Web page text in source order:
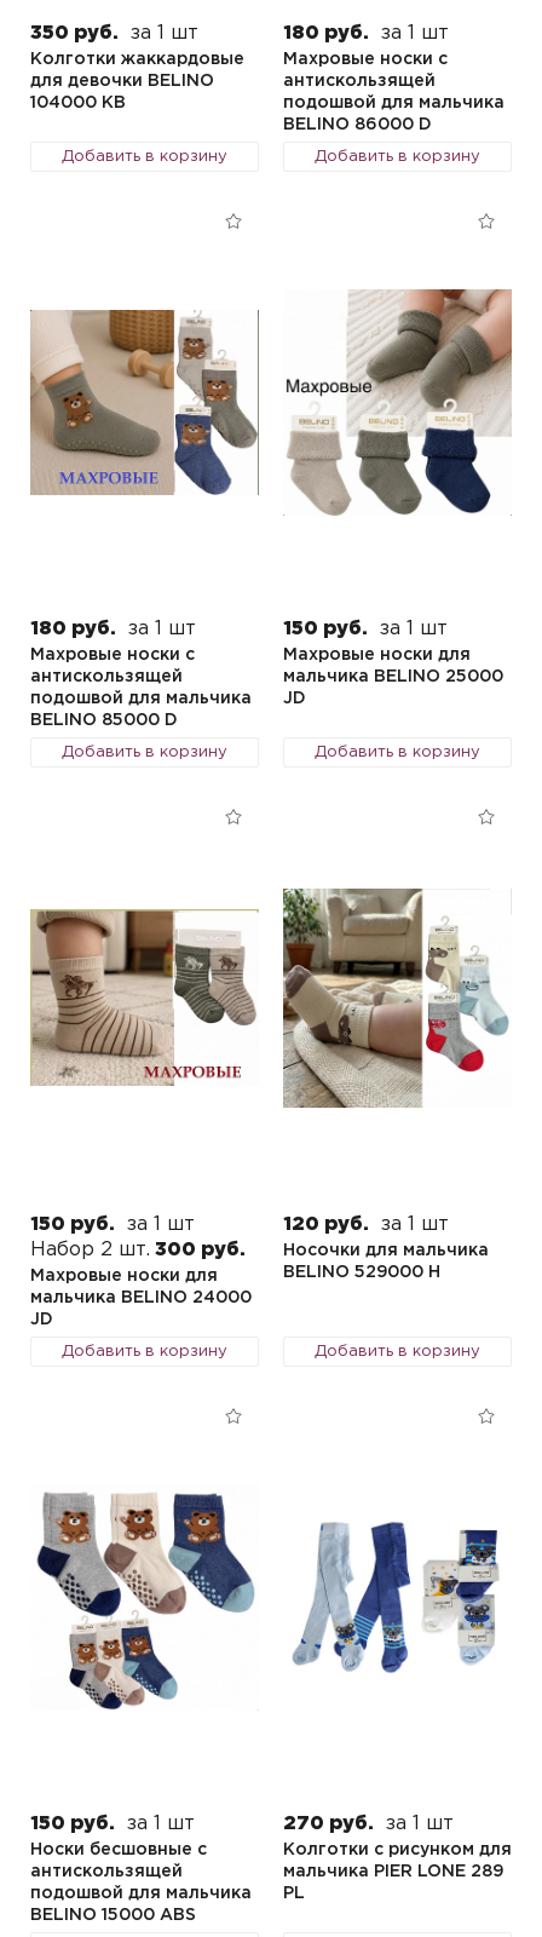
350 руб. за 1 шт
Колготки жаккардовые
для девочки BELINO
104000 KB
Добавить в корзину
180 руб. за 1 шт
Махровые носки с
антискользящей
подошвой для мальчика
BELINO 86000 D
Добавить в корзину
180 руб. за 1 шт
Махровые носки с
антискользящей
подошвой для мальчика
BELINO 85000 D
Добавить в корзину
150 руб. за 1 шт
Махровые носки для
мальчика BELINO 25000
JD
Добавить в корзину
150 руб.
за 1 шт
Набор 2 шт. 300 руб.
Махровые носки для
мальчика BELINO 24000
JD
Добавить в корзину
120 руб. за 1 шт
Носочки для мальчика
BELINO 529000 H
Добавить в корзину
150 руб. за 1 шт
Носки бесшовные с
антискользящей
подошвой для мальчика
BELINO 15000 ABS
270 руб. за 1 шт
Колготки с рисунком для
мальчика PIER LONE 289
PL